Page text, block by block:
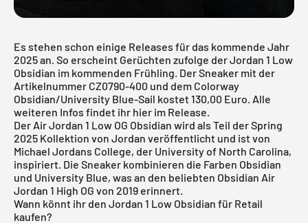
Es stehen schon einige Releases für das kommende Jahr
2025 an. So erscheint Gerüchten zufolge der Jordan 1 Low
Obsidian im kommenden Frühling. Der Sneaker mit der
Artikelnummer CZ0790-400 und dem Colorway
Obsidian/University Blue-Sail kostet 130,00 Euro. Alle
weiteren Infos findet ihr hier im Release.
Der Air Jordan 1 Low OG Obsidian wird als Teil der Spring
2025 Kollektion von Jordan veröffentlicht und ist von
Michael Jordans College, der University of North Carolina,
inspiriert. Die Sneaker kombinieren die Farben Obsidian
und University Blue, was an den beliebten Obsidian Air
Jordan 1 High OG von 2019 erinnert.
Wann könnt ihr den Jordan 1 Low Obsidian für Retail
kaufen?